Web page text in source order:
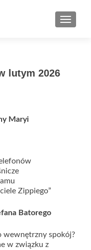
lutym 2026
Maryi
Zippiego”
Batorego
wewnętrzny spokój?
w związku z